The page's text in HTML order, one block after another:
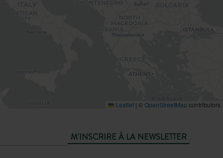
Leaflet | ©OpenStreetMap contributors
M'INSCRIRE À LA NEWSLETTER